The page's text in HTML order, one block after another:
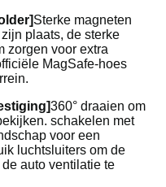
Sterke magneten
plaats, de sterke
zorgen voor extra
MagSafe-hoes
360° draaien om
schakelen met
voor een
luchtsluiters om de
auto ventilatie te